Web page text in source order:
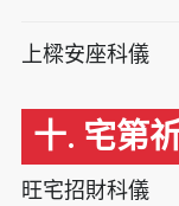
上樑安座科儀
十. 宅第
旺宅招財科儀